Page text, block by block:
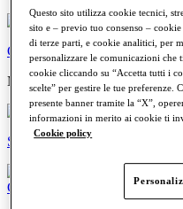
Commerciali
Modelli più cercati
Skoda Fabia
Questo sito utilizza cookie tecnici,
sito e – previo tuo consenso –
di terze parti, e cookie analitici, per
personalizzare le comunicazioni che
cookie cliccando su “Accetta tutti i
scelte” per gestire le tue
presente banner tramite la “X”,
informazioni in merito ai cookie ti
Cookie policy